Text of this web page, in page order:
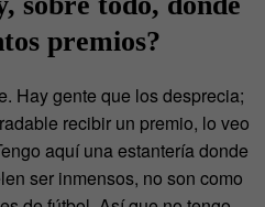
premios?
Hay gente que los desprecia;
recibir un premio, lo veo
aquí una estantería donde
ser inmensos, no son como